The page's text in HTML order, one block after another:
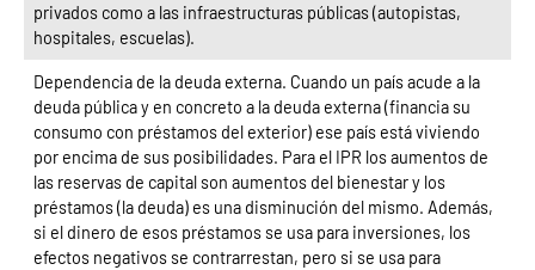
privados como a las infraestructuras públicas (autopistas,
hospitales, escuelas).
Dependencia de la deuda externa. Cuando un país acude a la
deuda pública y en concreto a la deuda externa (financia su
consumo con préstamos del exterior) ese país está viviendo
por encima de sus posibilidades. Para el IPR los aumentos de
las reservas de capital son aumentos del bienestar y los
préstamos (la deuda) es una disminución del mismo. Además,
si el dinero de esos préstamos se usa para inversiones, los
efectos negativos se contrarrestan, pero si se usa para